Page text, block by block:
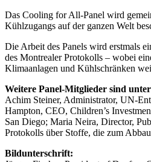
Das Cooling for All-Panel wird
Kühlzugangs auf der ganzen Welt
Die Arbeit des Panels wird erstmals
des Montrealer Protokolls – wobei
Klimaanlagen und Kühlschränken
Weitere Panel-Mitglieder sind
Achim Steiner, Administrator, UN-
Hampton, CEO, Children’s
San Diego; Maria Neira, Director,
Protokolls über Stoffe, die zum
Bildunterschrift: